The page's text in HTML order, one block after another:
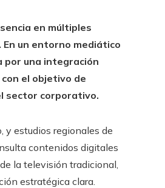
en múltiples
un entorno mediático
por una integración
el objetivo de
sector corporativo.
y estudios regionales de
contenidos digitales
la televisión tradicional,
estratégica clara.